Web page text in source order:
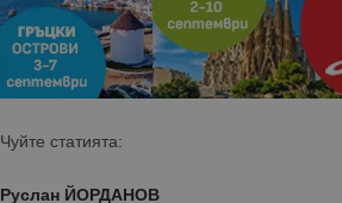
Чуйте статията:
Руслан ЙОРДАНОВ